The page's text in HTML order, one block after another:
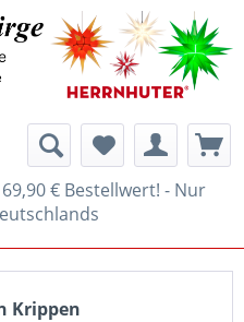
69,90 € Bestellwert! - Nur
Krippen